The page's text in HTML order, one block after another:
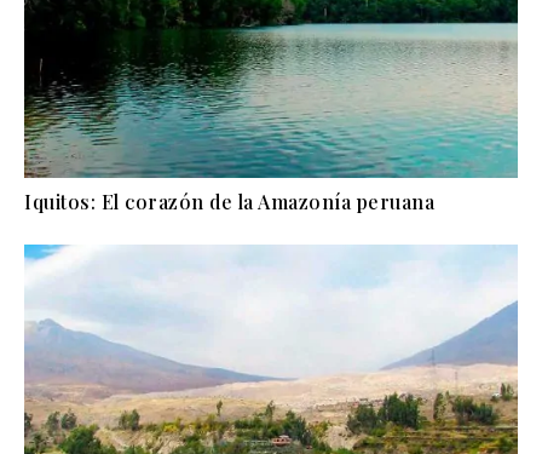
Iquitos: El corazón de la Amazonía peruana